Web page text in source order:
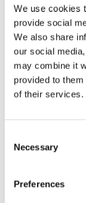
We use cookies
provide social
We also share
our social
may combine it
provided to
of their services.
Selection
Necessary
Preferences
Max.
Empfohlene